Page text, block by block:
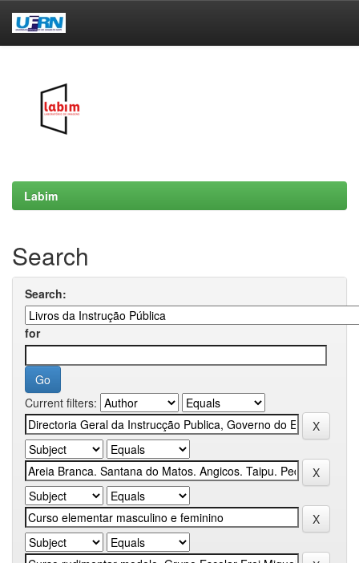
Labim
Search
Search:
for
Current filters: